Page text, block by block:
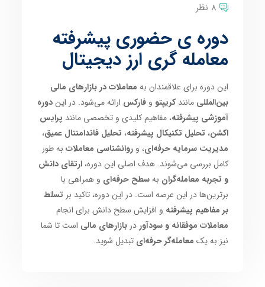
8 نظر
دوره ی حضوری پیشرفته
معامله گری ارز دیجیتال
این دوره برای علاقمندان به معاملات در بازارهای مالی
بین‌المللی مانندکریپتو وفارکس ارائه می‌شود. در ایندوره
آموزشی پیشرفته، مفاهیم کلیدی و تخصصی مانند پرایس
اکشن، تحلیل تکنیکال پیشرفته، تحلیل فاندامنتال عمیق،
مدیریت سرمایه حرفه‌ای، وروانشناسی معاملات به طور
کامل بررسی می‌شوند. هدف اصلی این دوره،ارتقای دانش
و تجربه معامله‌گران بهسطح حرفه‌ای و همراهی با
برترین‌ها در این عرصه است. در این دوره، تاکید بر تسلط
بر مفاهیم پیشرفته و افزایش سطح دانش برای انجام
معاملات موفقانه و سودآور دربازارهای مالی است تا شما
نیز به یک معامله‌گر حرفه‌ای تبدیل شوید.